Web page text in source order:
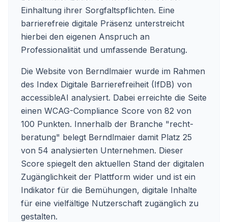
Einhaltung ihrer Sorgfaltspflichten. Eine
barrierefreie digitale Präsenz unterstreicht
hierbei den eigenen Anspruch an
Professionalität und umfassende Beratung.
Die Website von Berndlmaier wurde im Rahmen
des Index Digitale Barrierefreiheit (IfDB) von
accessibleAI analysiert. Dabei erreichte die Seite
einen WCAG-Compliance Score von 82 von
100 Punkten. Innerhalb der Branche "recht-
beratung" belegt Berndlmaier damit Platz 25
von 54 analysierten Unternehmen. Dieser
Score spiegelt den aktuellen Stand der digitalen
Zugänglichkeit der Plattform wider und ist ein
Indikator für die Bemühungen, digitale Inhalte
für eine vielfältige Nutzerschaft zugänglich zu
gestalten.